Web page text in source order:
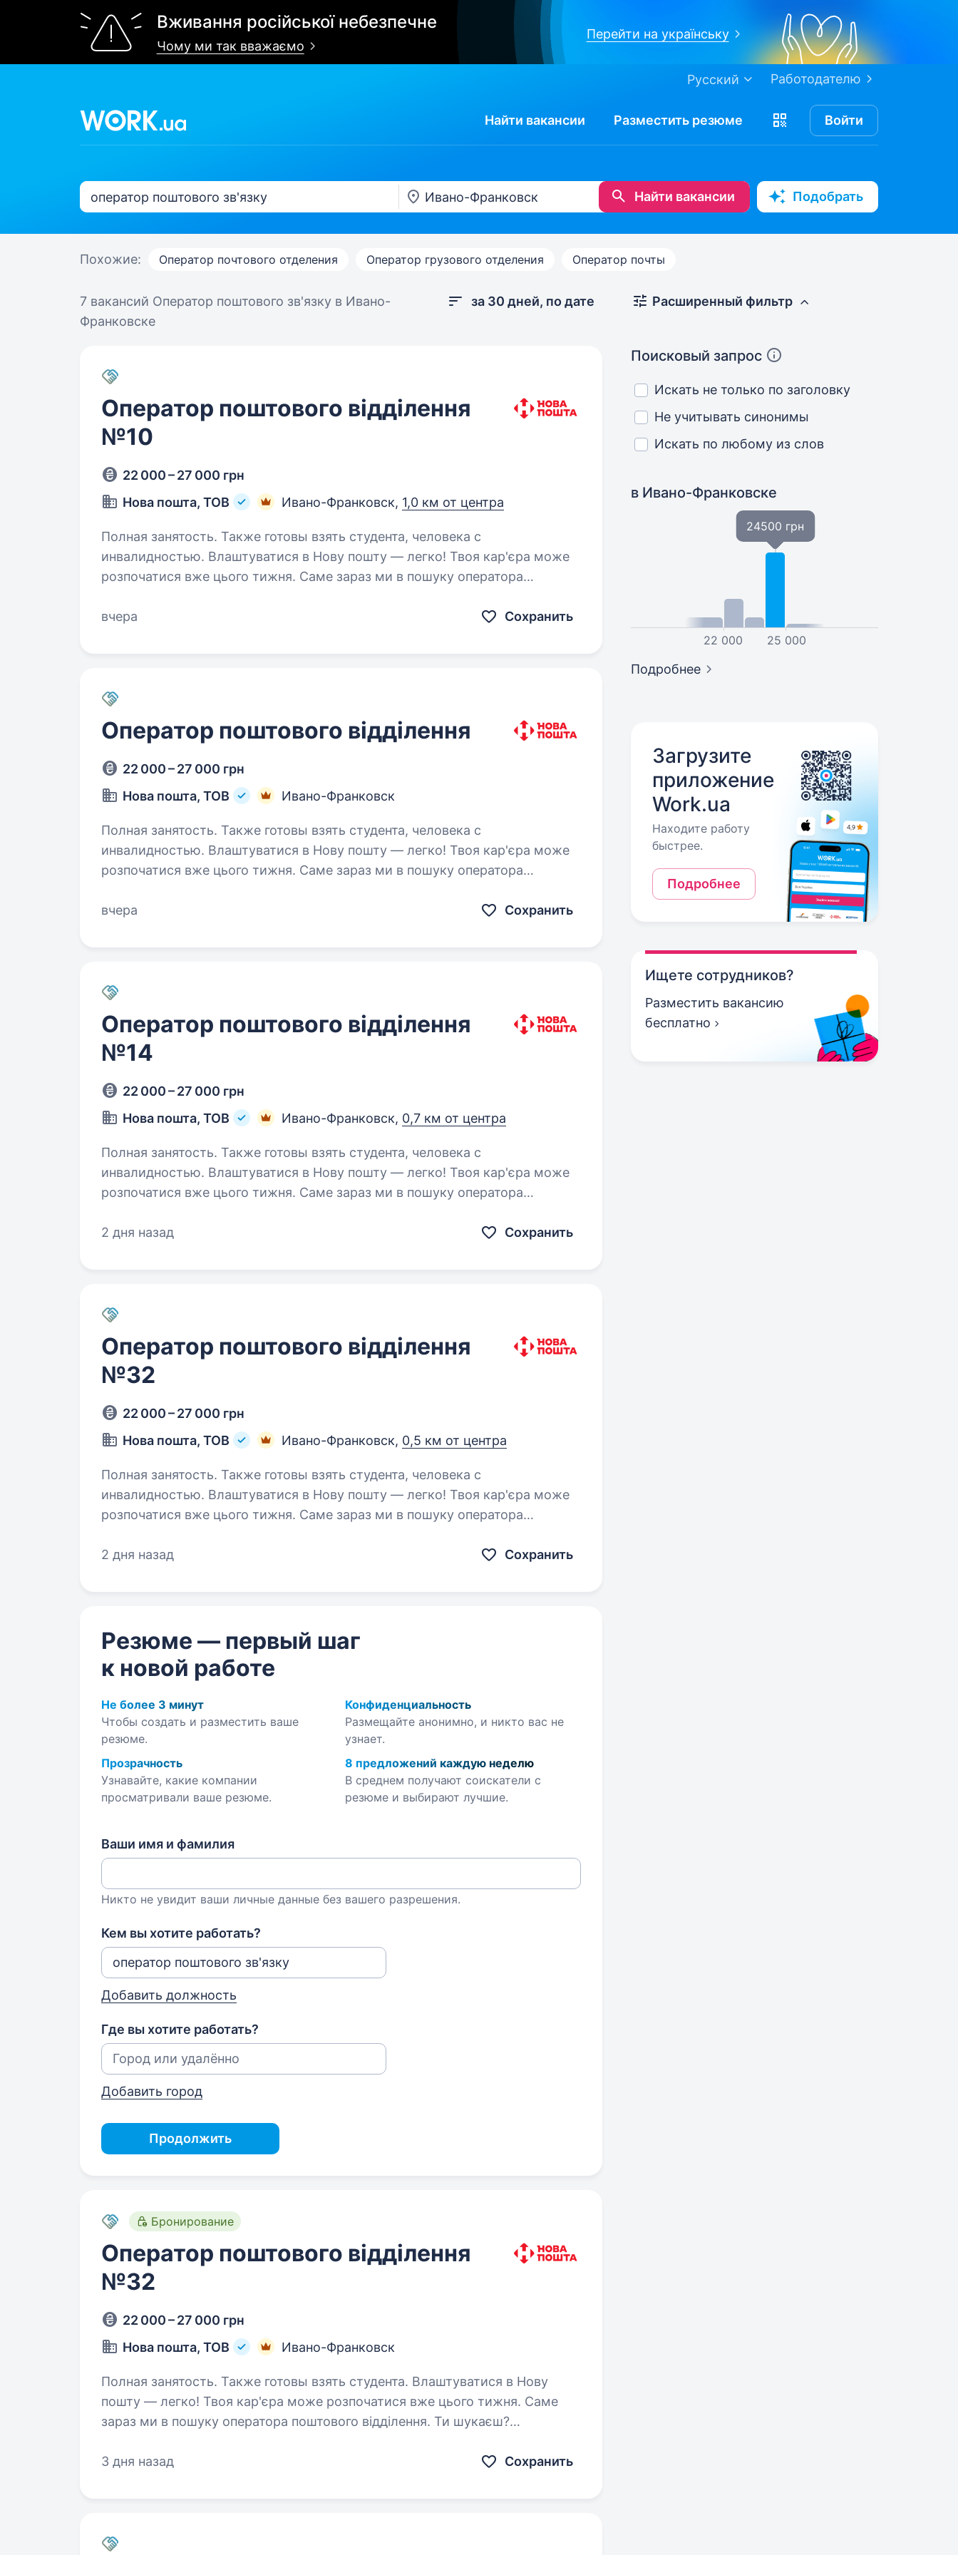
Вживання російської небезпечне
Чому ми так вважаємо
Перейти на українську
Работодателю
Русский
Найти вакансии Разместить резюме Войти
Найти вакансии Подобрать
Похожие: Оператор почтового отделения Оператор грузового отделения Оператор почты
7 вакансий Оператор поштового зв'язку в Ивано-
Франковске
за 30 дней, по дате
Оператор поштового відділення
№10
22 000 – 27 000 грн
Нова пошта, ТОВ
Ивано-Франковск, 1,0 км от центра
Полная занятость. Также готовы взять студента, человека с
инвалидностью. Влаштуватися в Нову пошту — легко! Твоя кар'єра може
розпочатися вже цього тижня. Саме зараз ми в пошуку оператора
що виплачується двічі на…
вчера Сохранить
Оператор поштового відділення
22 000 – 27 000 грн
Нова пошта, ТОВ
Ивано-Франковск
Полная занятость. Также готовы взять студента, человека с
инвалидностью. Влаштуватися в Нову пошту — легко! Твоя кар'єра може
розпочатися вже цього тижня. Саме зараз ми в пошуку оператора
що виплачується двічі на…
вчера Сохранить
Оператор поштового відділення
№14
22 000 – 27 000 грн
Нова пошта, ТОВ
Ивано-Франковск, 0,7 км от центра
Полная занятость. Также готовы взять студента, человека с
инвалидностью. Влаштуватися в Нову пошту — легко! Твоя кар'єра може
розпочатися вже цього тижня. Саме зараз ми в пошуку оператора
що виплачується двічі на…
2 дня назад Сохранить
Оператор поштового відділення
№32
22 000 – 27 000 грн
Нова пошта, ТОВ
Ивано-Франковск, 0,5 км от центра
Полная занятость. Также готовы взять студента, человека с
инвалидностью. Влаштуватися в Нову пошту — легко! Твоя кар'єра може
розпочатися вже цього тижня. Саме зараз ми в пошуку оператора
що виплачується двічі на…
2 дня назад Сохранить
Резюме — первый шаг
к новой работе
Не более 3 минут
Чтобы создать и разместить ваше
резюме.
Конфиденциальность
Размещайте анонимно, и никто вас не
узнает.
Прозрачность
Узнавайте, какие компании
просматривали ваше резюме.
8 предложений каждую неделю
В среднем получают соискатели с
резюме и выбирают лучшие.
Ваши имя и фамилия
Никто не увидит ваши личные данные без вашего разрешения.
Кем вы хотите работать?
Добавить должность
Где вы хотите работать?
Добавить город
Продолжить
Бронирование
Оператор поштового відділення
№32
22 000 – 27 000 грн
Нова пошта, ТОВ
Ивано-Франковск
Полная занятость. Также готовы взять студента. Влаштуватися в Нову
пошту — легко! Твоя кар'єра може розпочатися вже цього тижня. Саме
зараз ми в пошуку оператора поштового відділення. Ти шукаєш?
3 дня назад
Сохранить
Расширенный фильтр
Поисковый запрос
Искать не только по заголовку
Не учитывать синонимы
Искать по любому из слов
в Ивано-Франковске
22 000
24500 грн
25 000
Подробнее
Загрузите
приложение
Work.ua
Находите работу
быстрее.
Подробнее
Ищете сотрудников?
Разместить вакансию
бесплатно